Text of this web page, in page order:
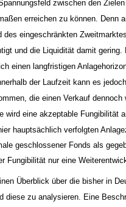
zwischen den
erreichen zu können. Denn
des eingeschränkten
und die Liquidität damit gering.
einen langfristigen
der Laufzeit kann es
die einen Verkauf dennoch
wird eine akzeptable Fungibilität
hauptsächlich verfolgten
geschlossener Fonds als
Fungibilität nur eine
Überblick über die bisher in
diese zu analysieren. Eine